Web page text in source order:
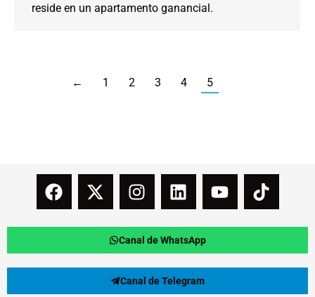
reside en un apartamento ganancial.
← 1 2 3 4 5
Canal de WhatsApp
Canal de Telegram